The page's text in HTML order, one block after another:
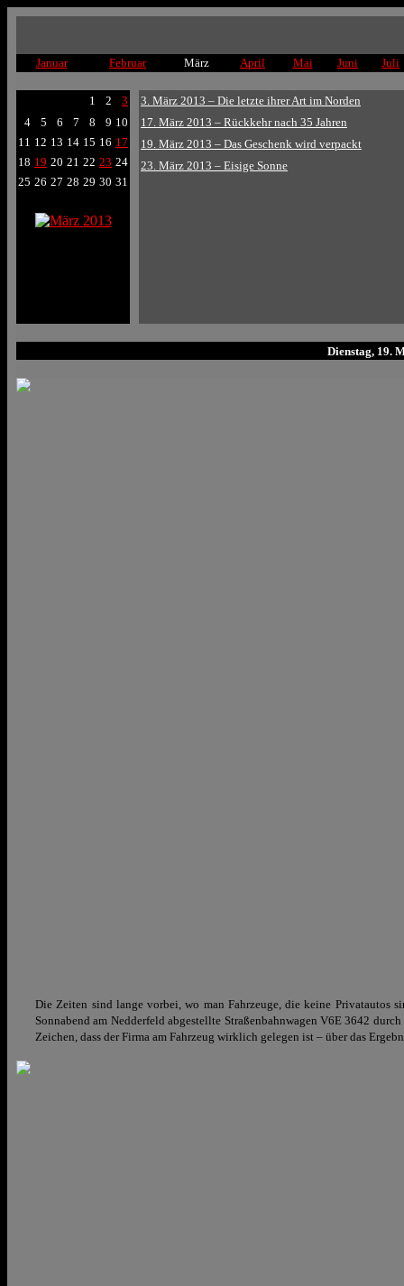
Januar Februar März April Mai Juni Juli
1 2
3
4
5 6 7 8 9 10
11 12 13 14 15 16 17
18 19 20 21 22 23 24
25 26 27 28 29 30 31
3. März 2013 – Die letzte ihrer Art im Norden
17. März 2013 – Rückkehr nach 35 Jahren
19. März 2013 – Das Geschenk wird verpackt
23. März 2013 – Eisige Sonne
Dienstag, 19.
Die Zeiten sind lange vorbei, wo man Fahrzeuge, die keine Privatautos
Sonnabend am Nedderfeld abgestellte Straßenbahnwagen V6E 3642
Zeichen, dass der Firma am Fahrzeug wirklich gelegen ist – über das